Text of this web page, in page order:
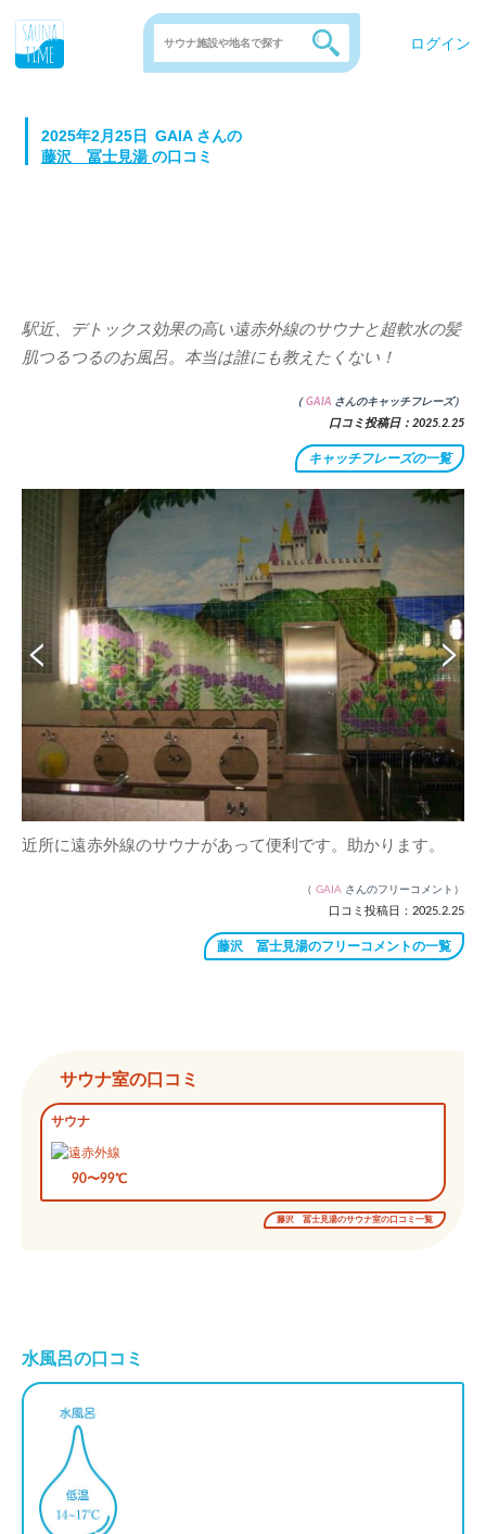
ログイン
2025年2月25日 GAIA さんの
藤沢 冨士見湯の口コミ
駅近、デトックス効果の高い遠赤外線のサウナと超軟水の髪
肌つるつるのお風呂。本当は誰にも教えたくない！
（ GAIA さんのキャッチフレーズ）
口コミ投稿日：2025.2.25
キャッチフレーズの一覧
近所に遠赤外線のサウナがあって便利です。助かります。
（ GAIA さんのフリーコメント）
口コミ投稿日：2025.2.25
藤沢 冨士見湯のフリーコメントの一覧
サウナ室の口コミ
サウナ
90〜99℃
藤沢 冨士見湯のサウナ室の口コミ一覧
水風呂の口コミ